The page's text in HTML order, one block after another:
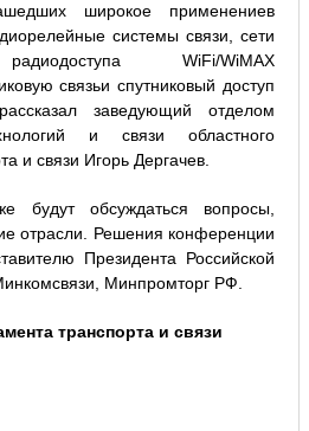
широкое применениев
системы связи, сети
WiFi/WiMAX
связьи спутниковый доступ
заведующий отделом
и связи областного
и связи Игорь Дергачев.
будут обсуждаться вопросы,
отрасли. Решения конференции
Президента Российской
Минпромторг РФ.
транспорта и связи